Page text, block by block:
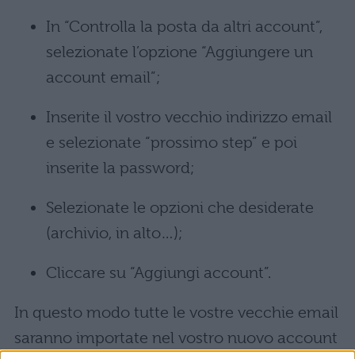
In “Controlla la posta da altri account”,
selezionate l’opzione “Aggiungere un
account email”;
Inserite il vostro vecchio indirizzo email
e selezionate “prossimo step” e poi
inserite la password;
Selezionate le opzioni che desiderate
(archivio, in alto…);
Cliccare su “Aggiungi account”.
In questo modo tutte le vostre vecchie email
saranno importate nel vostro nuovo account